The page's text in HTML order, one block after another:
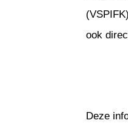
ook
Deze